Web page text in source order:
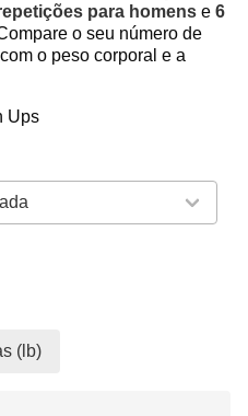
para homens e 6
o seu número de
o peso corporal e a
Ups
(lb)